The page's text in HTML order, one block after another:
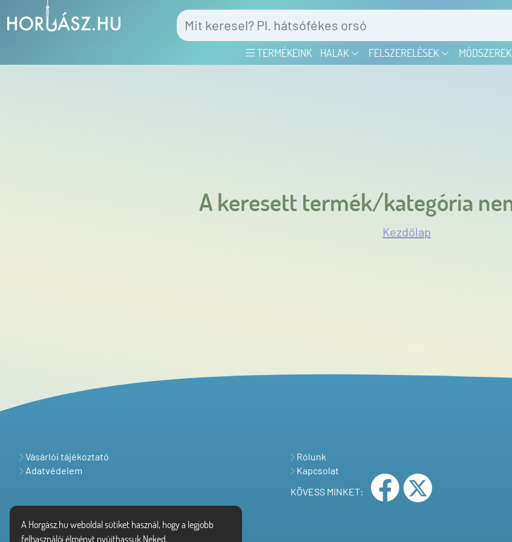
A Horgász.hu weboldal sütiket használ, hogy a legjobb
felhasználói élményt nyújthassuk Neked.
TERMÉKEINK HALAK FELSZERELÉSEK MÓDSZEREK
A keresett termék/kategória
Kezdőlap
Vásárlói tájékoztató
Adatvédelem
Rólunk
Kapcsolat
KÖVESS MINKET: